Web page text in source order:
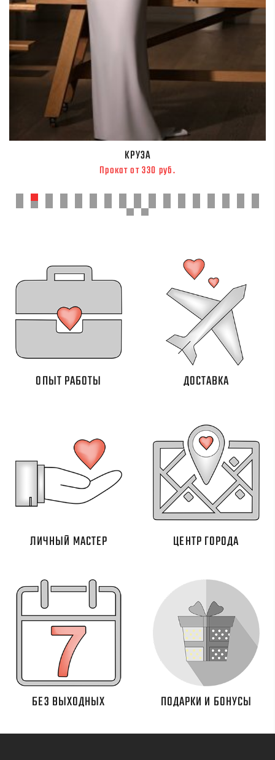
КРУЗА
Прокат от 330 руб.
ОПЫТ РАБОТЫ ДОСТАВКА
ЛИЧНЫЙ МАСТЕР ЦЕНТР ГОРОДА
БЕЗ ВЫХОДНЫХ ПОДАРКИ И БОНУСЫ